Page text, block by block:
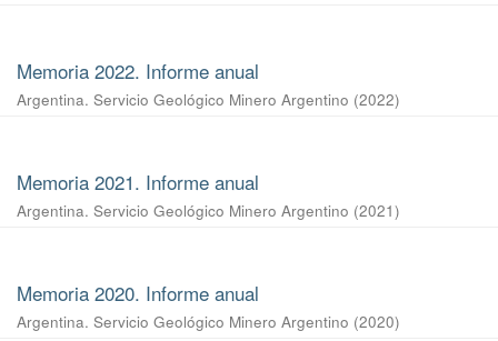
Memoria 2022. Informe anual
Argentina. Servicio Geológico Minero Argentino (2022)
Memoria 2021. Informe anual
Argentina. Servicio Geológico Minero Argentino (2021)
Memoria 2020. Informe anual
Argentina. Servicio Geológico Minero Argentino (2020)